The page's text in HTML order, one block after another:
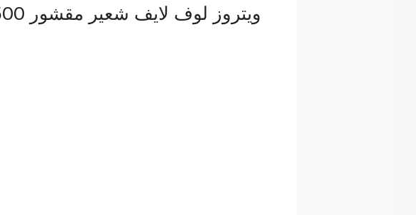
ويتروز لوف لايف شعير مقشور 500 غ